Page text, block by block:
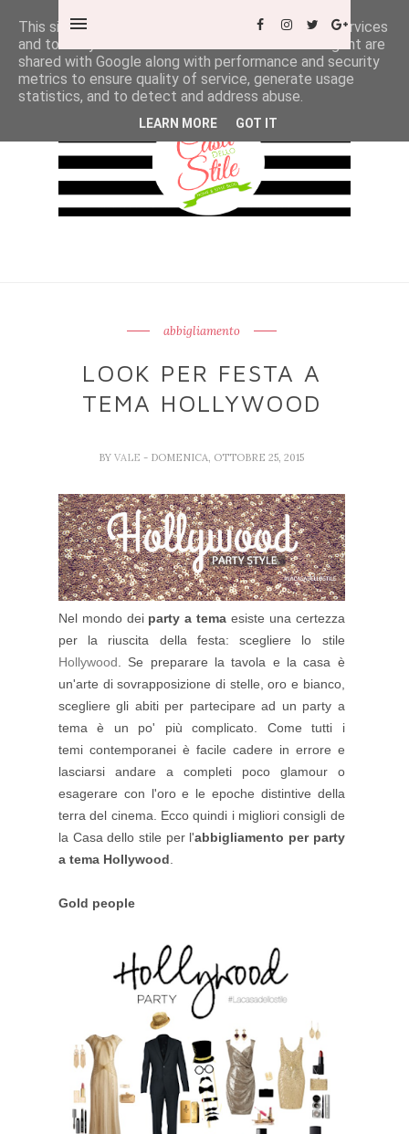
abbigliamento
LOOK PER FESTA A
TEMA HOLLYWOOD
BYVALE - DOMENICA, OTTOBRE 25, 2015
Nel mondo dei party a tema esiste una certezza
per la riuscita della festa: scegliere lo stile
Hollywood . Se preparare la tavola e la casa è
un'arte di sovrapposizione di stelle, oro e bianco,
scegliere gli abiti per partecipare ad un party a
tema è un po' più complicato. Come tutti i
temi contemporanei è facile cadere in errore e
lasciarsi andare a completi poco glamour o
esagerare con l'oro e le epoche distintive della
terra del cinema. Ecco quindi i migliori consigli de
la Casa dello stile per l'abbigliamento per party
a tema Hollywood
Gold people
This site uses cookies from Google to deliver its services
and to analyze traffic. Your IP address and user-agent are
shared with Google along with performance and security
metrics to ensure quality of service, generate usage
statistics, and to detect and address abuse.
LEARN MORE GOT IT